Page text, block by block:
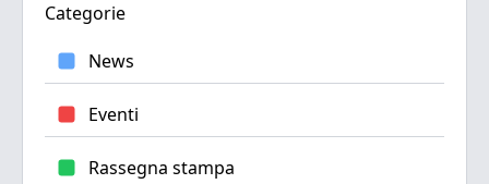
Categorie
News
Eventi
Rassegna stampa